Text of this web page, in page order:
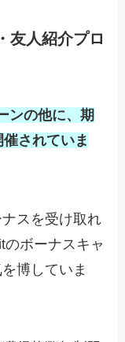
友人紹介プロ
ンの他に、期
されていま
スを受け取れ
ボーナスキャ
博していま